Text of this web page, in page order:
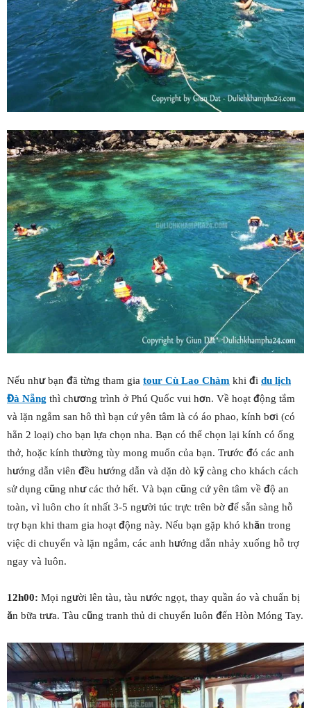
Nếu như bạn đã từng tham gia tour Cù Lao Chàm khi đi du lịch
Đà Nẵng thì chương trình ở Phú Quốc vui hơn. Về hoạt động tắm
và lặn ngắm san hô thì bạn cứ yên tâm là có áo phao, kính bơi (có
hẳn 2 loại) cho bạn lựa chọn nha. Bạn có thể chọn lại kính có ống
thở, hoặc kính thường tùy mong muốn của bạn. Trước đó các anh
hướng dẫn viên đều hướng dẫn và dặn dò kỹ càng cho khách cách
sử dụng cũng như các thở hết. Và bạn cũng cứ yên tâm về độ an
toàn, vì luôn cho ít nhất 3-5 người túc trực trên bờ để sẵn sàng hỗ
trợ bạn khi tham gia hoạt động này. Nếu bạn gặp khó khăn trong
việc di chuyển và lặn ngắm, các anh hướng dẫn nhảy xuống hỗ trợ
ngay và luôn.
12h00: Mọi người lên tàu, tàu nước ngọt, thay quần áo và chuẩn bị
ăn bữa trưa. Tàu cũng tranh thủ di chuyển luôn đến Hòn Móng Tay.